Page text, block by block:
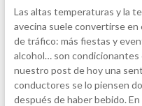
c
e
b
o
o
k
Las altas temperaturas y la
avecina suele convertirse
de tráfico: más fiestas y
alcohol… son condicionantes
nuestro post de hoy una
conductores se lo piensen
después de haber bebido.